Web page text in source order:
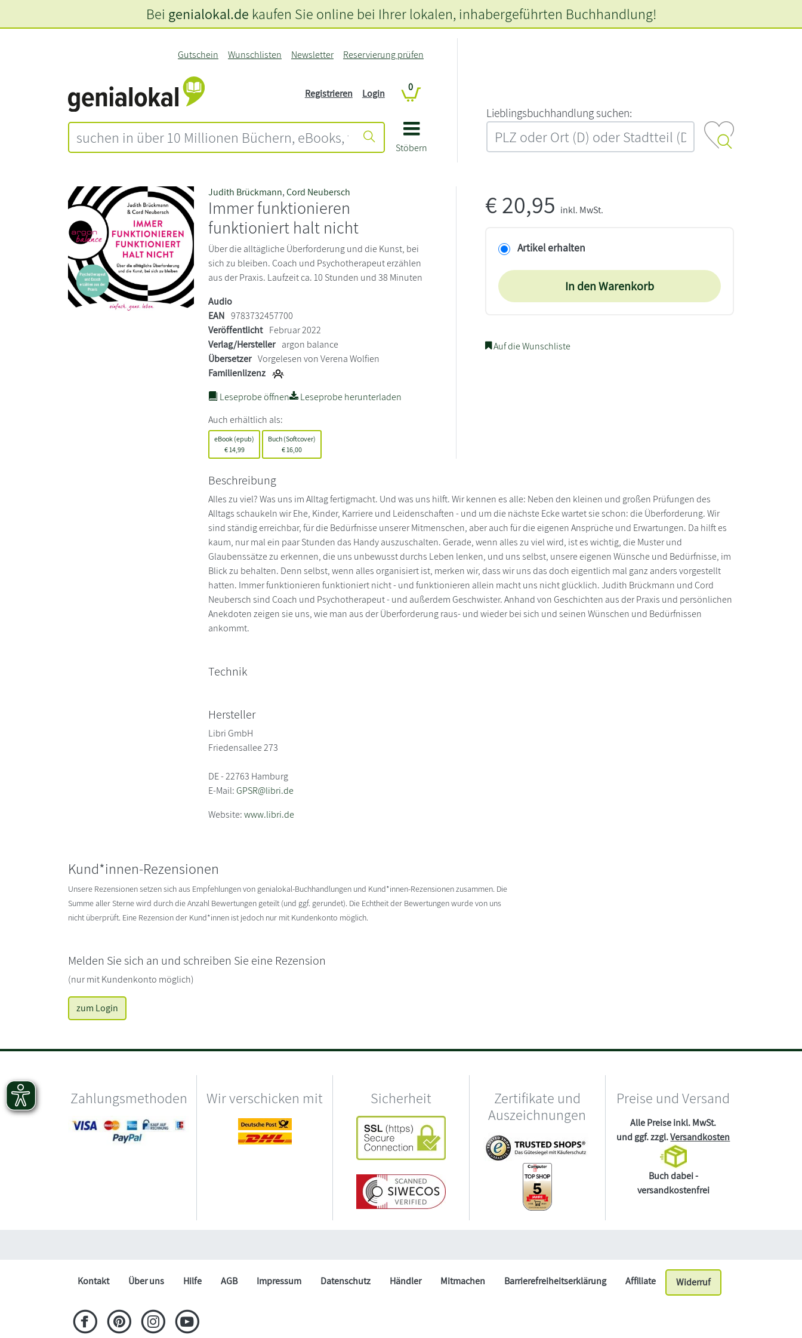
Stöbern
Gutschein Wunschlisten Newsletter Reservierung prüfen
Registrieren Login
0
L‍i‍e‍b‍l‍i‍n‍g‍s‍b‍u‍c‍h‍h‍a‍n‍d‍l‍u‍n‍g‍ ‍s‍u‍c‍h‍e‍n‍:‍
Bei genialokal.de kaufen Sie online bei Ihrer lokalen, inhabergeführten Buchhandlung!
Judith Brückmann,Cord Neubersch
Immer funktionieren
funktioniert halt nicht
Über die alltägliche Überforderung und die Kunst, bei
sich zu bleiben. Coach und Psychotherapeut erzählen
aus der Praxis. Laufzeit ca. 10 Stunden und 38 Minuten
Audio
EAN 9783732457700
Veröffentlicht Februar 2022
Verlag/Hersteller argon balance
Übersetzer Vorgelesen von Verena Wolfien
Familienlizenz
Leseprobe öffnen
Leseprobe herunterladen
Auch erhältlich als:
eBook (epub)
€14,99
Buch (Softcover)
€ 16,00
€20,95 inkl. MwSt.
Artikel erhalten
In den Warenkorb
Auf die Wunschliste
Beschreibung
Alles zu viel? Was uns im Alltag fertigmacht. Und was uns hilft. Wir kennen es alle: Neben den kleinen und großen Prüfungen des
Alltags schaukeln wir Ehe, Kinder, Karriere und Leidenschaften - und um die nächste Ecke wartet sie schon: die Überforderung. Wir
sind ständig erreichbar, für die Bedürfnisse unserer Mitmenschen, aber auch für die eigenen Ansprüche und Erwartungen. Da hilft es
kaum, nur mal ein paar Stunden das Handy auszuschalten. Gerade, wenn alles zu viel wird, ist es wichtig, die Muster und
Glaubenssätze zu erkennen, die uns unbewusst durchs Leben lenken, und uns selbst, unsere eigenen Wünsche und Bedürfnisse, im
Blick zu behalten. Denn selbst, wenn alles organisiert ist, merken wir, dass wir uns das doch eigentlich mal ganz anders vorgestellt
hatten. Immer funktionieren funktioniert nicht - und funktionieren allein macht uns nicht glücklich. Judith Brückmann und Cord
Neubersch sind Coach und Psychotherapeut - und außerdem Geschwister. Anhand von Geschichten aus der Praxis und persönlichen
Anekdoten zeigen sie uns, wie man aus der Überforderung raus- und wieder bei sich und seinen Wünschen und Bedürfnissen
ankommt.
Technik
Hersteller
Libri GmbH
Friedensallee 273
DE - 22763 Hamburg
E-Mail:GPSR@libri.de
Website:www.libri.de
Kund*innen-Rezensionen
Unsere Rezensionen setzen sich aus Empfehlungen von genialokal-Buchhandlungen und Kund*innen-Rezensionen zusammen. Die
Summe aller Sterne wird durch die Anzahl Bewertungen geteilt (und ggf. gerundet). Die Echtheit der Bewertungen wurde von uns
nicht überprüft. Eine Rezension der Kund*innen ist jedoch nur mit Kundenkonto möglich.
Melden Sie sich an und schreiben Sie eine Rezension
(nur mit Kundenkonto möglich)
zum Login
Zahlungsmethoden Wir verschicken mit Sicherheit
Zertifikate und
Auszeichnungen
Preise und Versand
Alle Preise inkl. MwSt.
und ggf. zzgl.Versandkosten
Buch dabei -
versandkostenfrei
Kontakt Über uns Hilfe AGB Impressum Datenschutz Händler Mitmachen Barrierefreiheitserklärung Affiliate Widerruf